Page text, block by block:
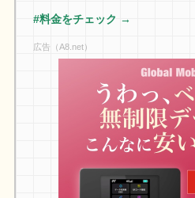
#料金をチェック →
広告（A8.net）